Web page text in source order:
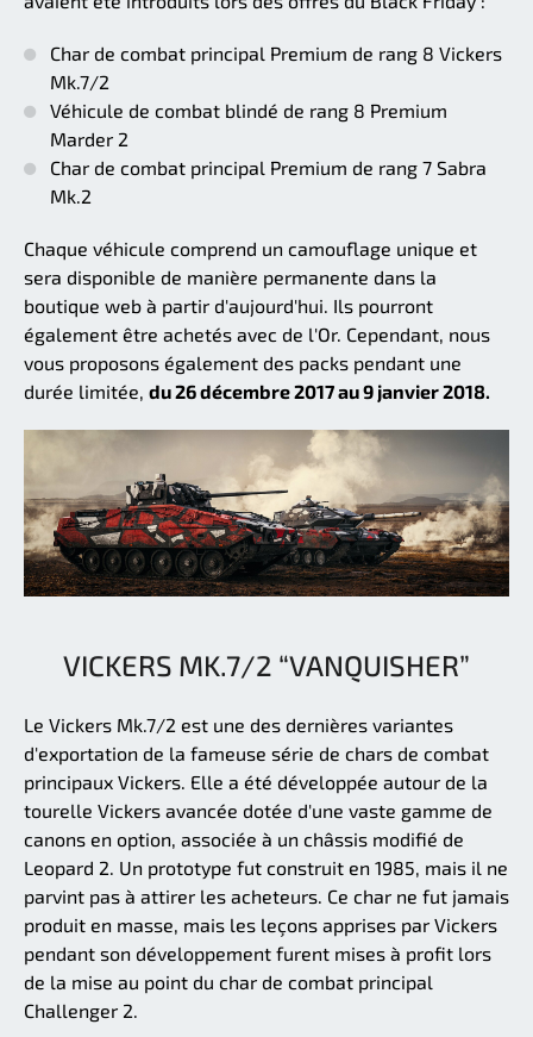
Char de combat principal Premium de rang 8 Vickers
Mk.7/2
Véhicule de combat blindé de rang 8 Premium
Marder 2
Char de combat principal Premium de rang 7 Sabra
Mk.2
Chaque véhicule comprend un camouflage unique et
sera disponible de manière permanente dans la
boutique web à partir d'aujourd'hui. Ils pourront
également être achetés avec de l'Or. Cependant, nous
vous proposons également des packs pendant une
durée limitée, du 26 décembre 2017 au 9 janvier 2018.
VICKERS MK.7/2 “VANQUISHER”
Le Vickers Mk.7/2 est une des dernières variantes
d'exportation de la fameuse série de chars de combat
principaux Vickers. Elle a été développée autour de la
tourelle Vickers avancée dotée d'une vaste gamme de
canons en option, associée à un châssis modifié de
Leopard 2. Un prototype fut construit en 1985, mais il ne
parvint pas à attirer les acheteurs. Ce char ne fut jamais
produit en masse, mais les leçons apprises par Vickers
pendant son développement furent mises à profit lors
de la mise au point du char de combat principal
Challenger 2.